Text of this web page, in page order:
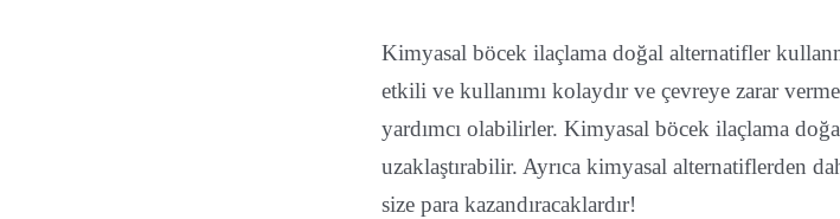
Kimyasal böcek ilaçlama doğal alternatifler
etkili ve kullanımı kolaydır ve çevreye zarar
yardımcı olabilirler. Kimyasal böcek ilaçlama
uzaklaştırabilir. Ayrıca kimyasal alternatiflerden
size para kazandıracaklardır!